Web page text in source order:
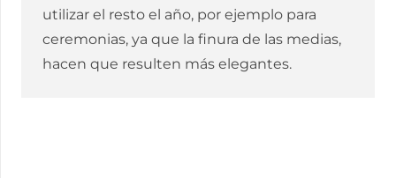
utilizar el resto el año, por ejemplo para
ceremonias, ya que la finura de las medias,
hacen que resulten más elegantes.